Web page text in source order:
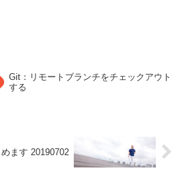
Git：リモートブランチをチェックアウト
する
ます 20190702